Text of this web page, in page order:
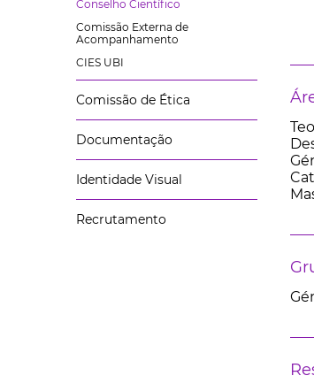
Conselho Científico
Comissão Externa de
Acompanhamento
CIES UBI
Comissão de Ética
Documentação
Identidade Visual
Recrutamento